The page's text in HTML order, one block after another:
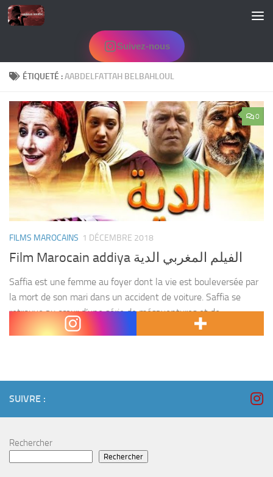
Skip to content
Suivez-nous
ÉTIQUETÉ :AABDELFATTAH BELBAHLOUL
0
FILMS MAROCAINS 1 DÉCEMBRE 2018
Film Marocain addiya الفيلم المغربي الدية
Saffia est une femme au foyer dont la vie est bouleversée par
la mort de son mari dans un accident de voiture. Saffia se
retrouve au cœur d’une série de mésaventures et de
rebondissements...
SUIVRE :
Rechercher
Rechercher